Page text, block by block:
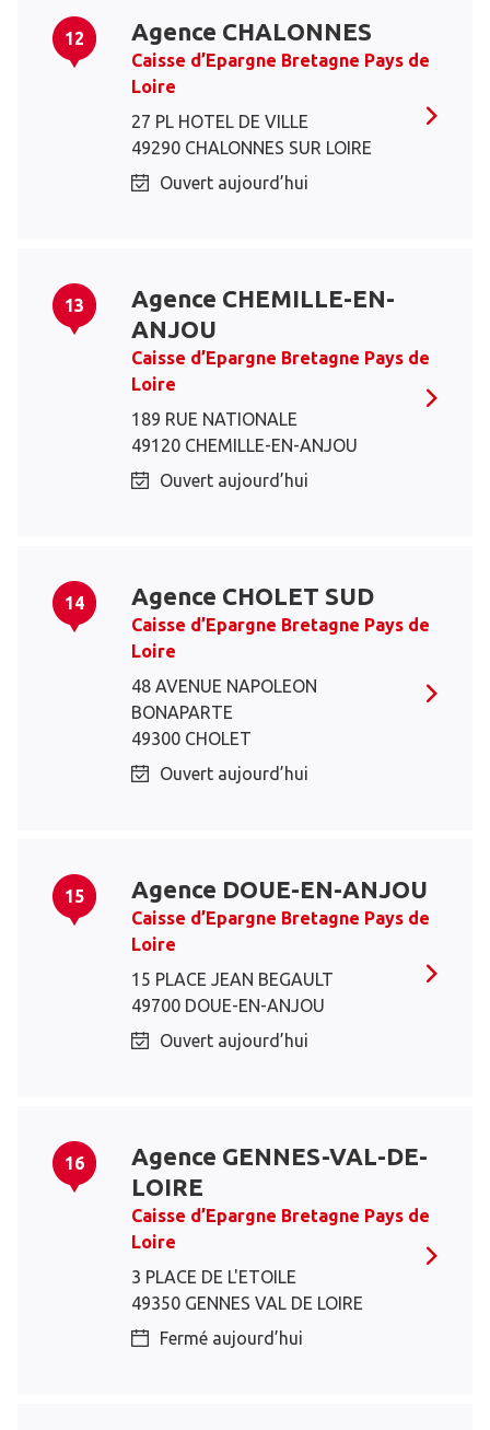
12 Agence CHALONNES
Caisse d’Epargne Bretagne Pays de
Loire
27 PL HOTEL DE VILLE
49290 CHALONNES SUR LOIRE
Ouvert aujourd’hui
13
Agence CHEMILLE-EN-
ANJOU
Caisse d’Epargne Bretagne Pays de
Loire
189 RUE NATIONALE
49120 CHEMILLE-EN-ANJOU
Ouvert aujourd’hui
14 Agence CHOLET SUD
Caisse d’Epargne Bretagne Pays de
Loire
48 AVENUE NAPOLEON
BONAPARTE
49300 CHOLET
Ouvert aujourd’hui
15 Agence DOUE-EN-ANJOU
Caisse d’Epargne Bretagne Pays de
Loire
15 PLACE JEAN BEGAULT
49700 DOUE-EN-ANJOU
Ouvert aujourd’hui
16
Agence GENNES-VAL-DE-
LOIRE
Caisse d’Epargne Bretagne Pays de
Loire
3 PLACE DE L'ETOILE
49350 GENNES VAL DE LOIRE
Fermé aujourd’hui